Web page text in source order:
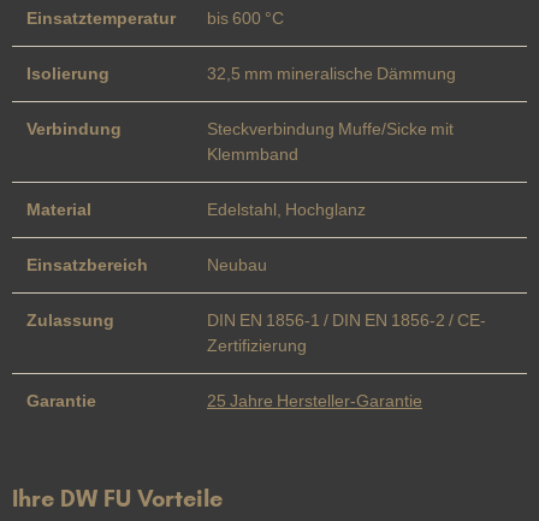
Einsatztemperatur bis 600 °C
Isolierung 32,5 mm mineralische Dämmung
Verbindung
Steckverbindung Muffe/Sicke mit
Klemmband
Material Edelstahl, Hochglanz
Einsatzbereich Neubau
Zulassung
DIN EN 1856-1 / DIN EN 1856-2 / CE-
Zertifizierung
Garantie 25 Jahre Hersteller-Garantie
Ihre DW FU Vorteile